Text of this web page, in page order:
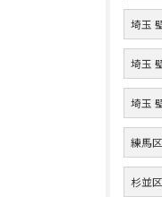
埼玉
埼玉
埼玉
練馬
杉並